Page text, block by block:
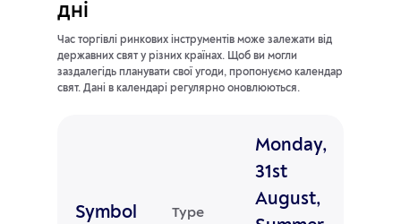
дні
Час торгівлі ринкових інструментів може залежати від
державних свят у різних країнах. Щоб ви могли
заздалегідь планувати свої угоди, пропонуємо календар
свят. Дані в календарі регулярно оновлюються.
Symbol Type
Monday,
31st
August,